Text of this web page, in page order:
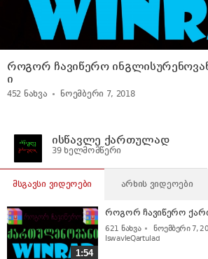
როგორ ჩავიწერო
ი
452 ნახვა ნოემბერი 7, 2018
ისწავლე ქართულად
39 ხელმომწერი
მსგავსი ვიდეოები არხის ვიდეოები
1:54
როგორ ჩავიწერო
621 ნახვა
ნოემბერი 7,
IswavleQartulad